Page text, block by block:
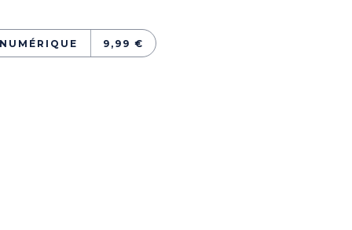
NUMÉRIQUE 9,99 €